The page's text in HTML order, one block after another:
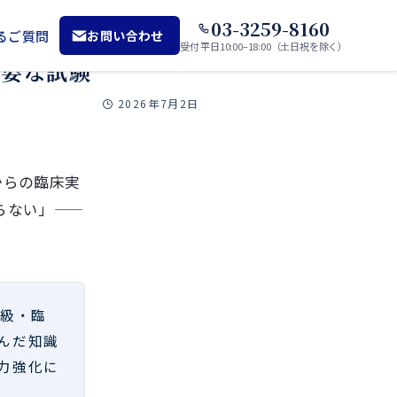
ご質問 お問い合わせ 03-3259-8160
受付 平日10:00–18:00（土日祝を除く）
な試験
2026年7月2日
の臨床実
ない」——
・臨
だ知識
強化に